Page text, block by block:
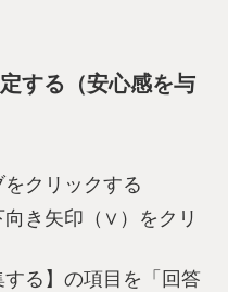
する（安心感を与
クリックする
向き矢印（∨）をクリ
する】の項目を「回答